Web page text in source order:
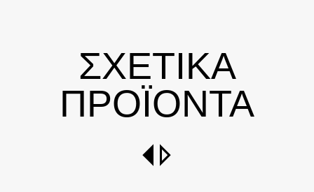
ΣΧΕΤΙΚΑ
ΠΡΟΪΟΝΤΑ
switch_right